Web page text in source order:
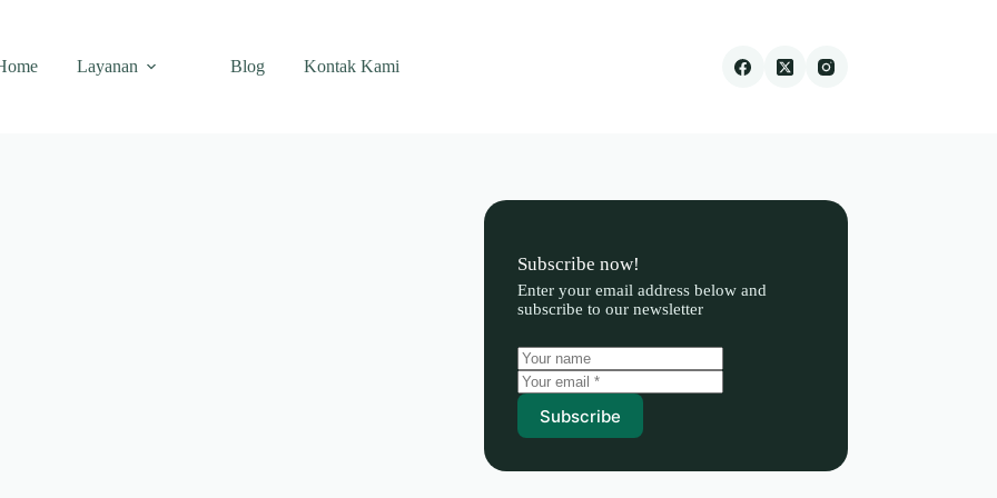
Layanan Blog Kontak Kami
Subscribe now!
Enter your email address below and
subscribe to our newsletter
Subscribe